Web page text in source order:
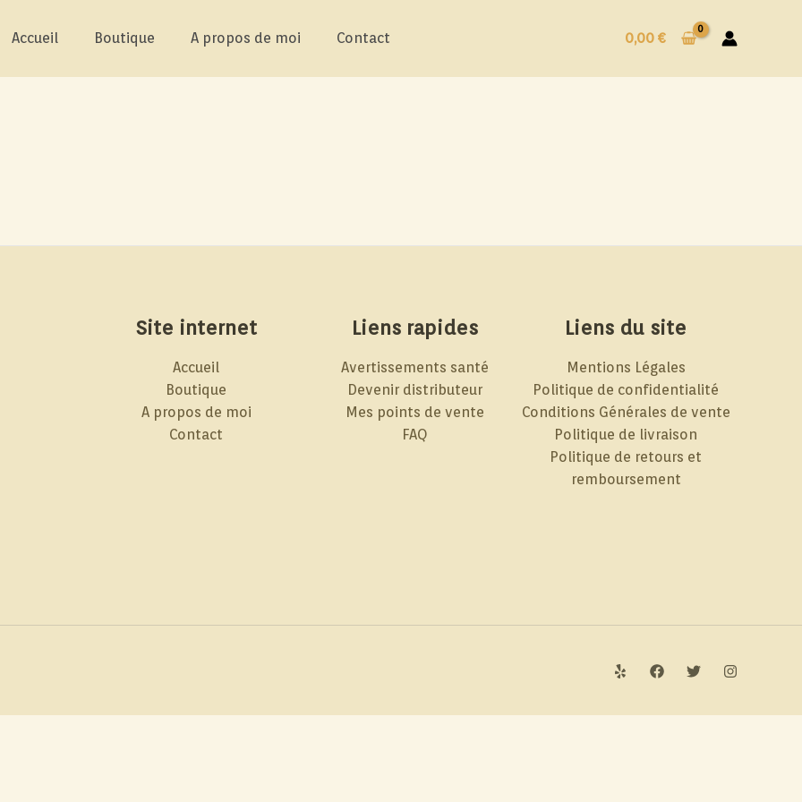
Accueil Boutique A propos de moi Contact 0,00 €
Site internet
Accueil
Boutique
A propos de moi
Contact
Liens rapides
Avertissements santé
Devenir distributeur
Mes points de vente
FAQ
Liens du site
Mentions Légales
Politique de confidentialité
Conditions Générales de vente
Politique de livraison
Politique de retours et
remboursement